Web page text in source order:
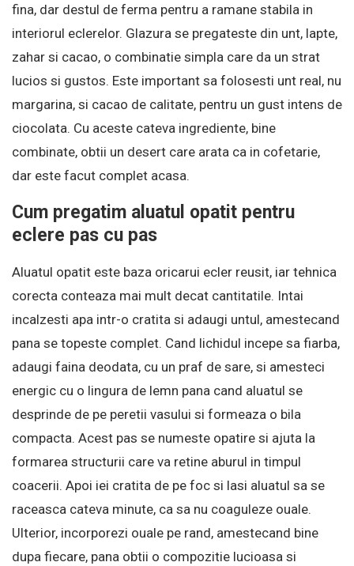
fina, dar destul de ferma pentru a ramane stabila in
interiorul eclerelor. Glazura se pregateste din unt, lapte,
zahar si cacao, o combinatie simpla care da un strat
lucios si gustos. Este important sa folosesti unt real, nu
margarina, si cacao de calitate, pentru un gust intens de
ciocolata. Cu aceste cateva ingrediente, bine
combinate, obtii un desert care arata ca in cofetarie,
dar este facut complet acasa.
Cum pregatim aluatul opatit pentru
eclere pas cu pas
Aluatul opatit este baza oricarui ecler reusit, iar tehnica
corecta conteaza mai mult decat cantitatile. Intai
incalzesti apa intr-o cratita si adaugi untul, amestecand
pana se topeste complet. Cand lichidul incepe sa fiarba,
adaugi faina deodata, cu un praf de sare, si amesteci
energic cu o lingura de lemn pana cand aluatul se
desprinde de pe peretii vasului si formeaza o bila
compacta. Acest pas se numeste opatire si ajuta la
formarea structurii care va retine aburul in timpul
coacerii. Apoi iei cratita de pe foc si lasi aluatul sa se
raceasca cateva minute, ca sa nu coaguleze ouale.
Ulterior, incorporezi ouale pe rand, amestecand bine
dupa fiecare, pana obtii o compozitie lucioasa si